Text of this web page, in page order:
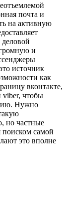
почта и
на активную
и
источник
как
вконтакте,
viber, чтобы
Нужно
но частные
поиском самой
это вполне